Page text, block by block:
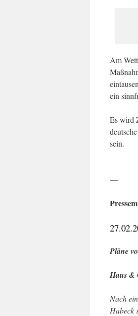
Am
ein
Es wird
sein.
—
Pläne
Haus &
Nach
Habeck